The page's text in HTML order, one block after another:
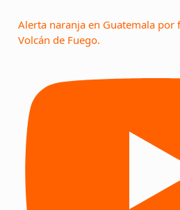
Alerta naranja en Guatemala por
Volcán de Fuego.